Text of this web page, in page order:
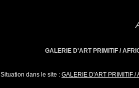
GALERIE D'ART PRIMITIF /
Situation dans le site : GALERIE D'ART PRIMITIF /